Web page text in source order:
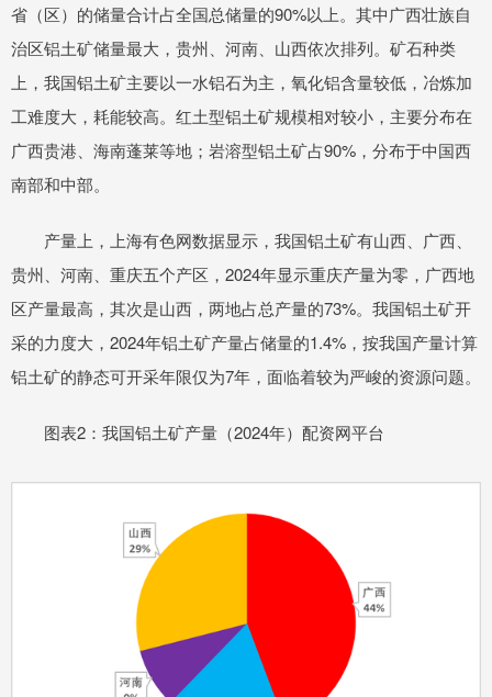
省（区）的储量合计占全国总储量的90%以上。其中广西壮族自
治区铝土矿储量最大，贵州、河南、山西依次排列。矿石种类
上，我国铝土矿主要以一水铝石为主，氧化铝含量较低，冶炼加
工难度大，耗能较高。红土型铝土矿规模相对较小，主要分布在
广西贵港、海南蓬莱等地；岩溶型铝土矿占90%，分布于中国西
南部和中部。
产量上，上海有色网数据显示，我国铝土矿有山西、广西、
贵州、河南、重庆五个产区，2024年显示重庆产量为零，广西地
区产量最高，其次是山西，两地占总产量的73%。我国铝土矿开
采的力度大，2024年铝土矿产量占储量的1.4%，按我国产量计算
铝土矿的静态可开采年限仅为7年，面临着较为严峻的资源问题。
图表2：我国铝土矿产量（2024年）配资网平台